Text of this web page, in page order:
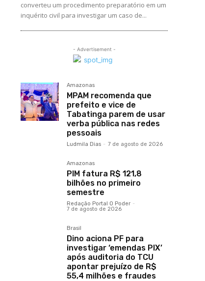
converteu um procedimento preparatório em um
inquérito civil para investigar um caso de...
- Advertisement -
Amazonas
MPAM recomenda que
prefeito e vice de
Tabatinga parem de usar
verba pública nas redes
pessoais
Ludmila Dias - 7 de agosto de 2026
Amazonas
PIM fatura R$ 121,8
bilhões no primeiro
semestre
Redação Portal O Poder -
7 de agosto de 2026
Brasil
Dino aciona PF para
investigar ‘emendas PIX’
após auditoria do TCU
apontar prejuízo de R$
55,4 milhões e fraudes